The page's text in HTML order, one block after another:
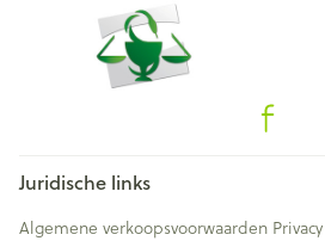
Juridische links
Algemene verkoopsvoorwaarden